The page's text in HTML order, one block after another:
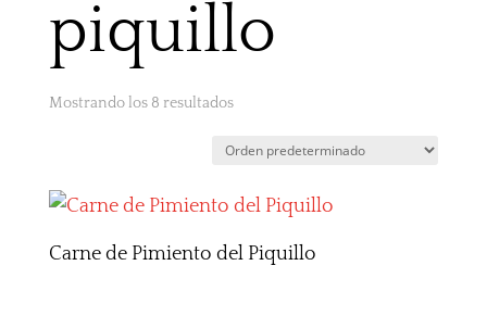
piquillo
Mostrando los 8 resultados
Carne de Pimiento del Piquillo